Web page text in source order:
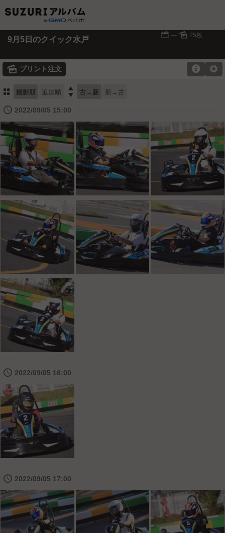
9月5日のクイック水戸 📅 --- 🌄 25枚
🌄 プリント注文 ⚙

⚏ 撮影順 追加順  古→新 新→古
🕔 2022/09/05 15:00
🕔 2022/09/05 16:00
🕔 2022/09/05 17:00